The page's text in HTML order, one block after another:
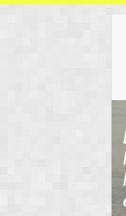
content